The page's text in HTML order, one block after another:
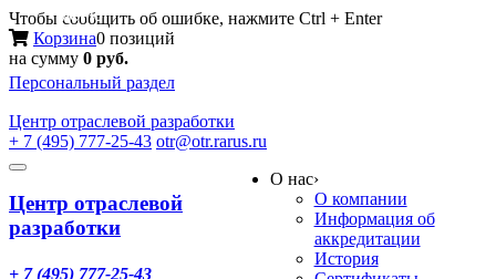
Чтобы сообщить об ошибке, нажмите Ctrl + Enter
Корзина0 позиций
на сумму 0 руб.
Персональный раздел
Центр отраслевой разработки
+ 7 (495) 777-25-43 otr@otr.rarus.ru
Toggle
Меню
Центр отраслевой
разработки
+ 7 (495) 777-25-43
О нас›
О компании
Информация об
аккредитации
История